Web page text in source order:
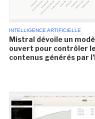
INTELLIGENCE ARTIFICIELLE
Mistral dévoile un
ouvert pour contrôler
contenus générés par